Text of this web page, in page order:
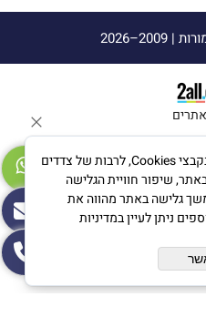
|
לידיעתך, באתרנו נעשה שימוש בקבצי Cookies, לרבות של צדדים
שיפור חוויית הגלישה
גלישה באתר מהווה את
ניתן לעיין במדיניות